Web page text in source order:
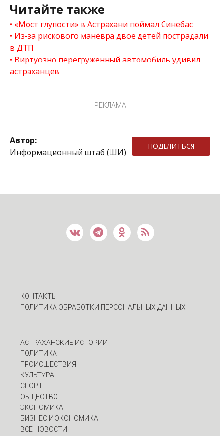
Читайте также
«Мост глупости» в Астрахани поймал Синебас
Из-за рискового манёвра двое детей пострадали
в ДТП
Виртуозно перегруженный автомобиль удивил
астраханцев
РЕКЛАМА
Автор:
Информационный штаб (ШИ)
ПОДЕЛИТЬСЯ
КОНТАКТЫ
ПОЛИТИКА ОБРАБОТКИ ПЕРСОНАЛЬНЫХ ДАННЫХ
АСТРАХАНСКИЕ ИСТОРИИ
ПОЛИТИКА
ПРОИСШЕСТВИЯ
КУЛЬТУРА
СПОРТ
ОБЩЕСТВО
ЭКОНОМИКА
БИЗНЕС И ЭКОНОМИКА
ВСЕ НОВОСТИ